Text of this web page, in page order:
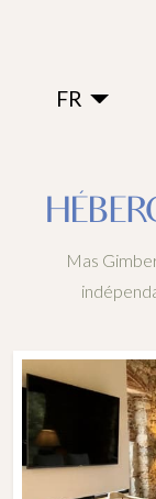
FR
Mas